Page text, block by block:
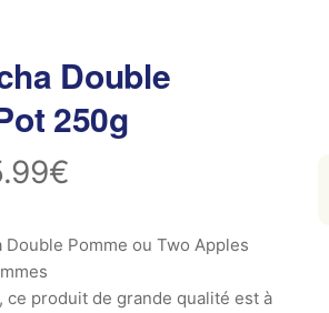
Double
250g
€
Double Pomme ou Two Apples
ce produit de grande qualité est à